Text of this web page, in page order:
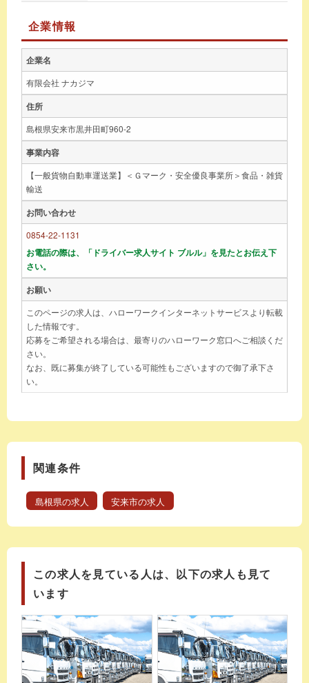
企業情報
企業名
有限会社 ナカジマ
住所
島根県安来市黒井田町960-2
事業内容
【一般貨物自動車運送業】＜Ｇマーク・安全優良事業所＞食品・雑貨
輸送
お問い合わせ
0854-22-1131
お電話の際は、「ドライバー求人サイト ブルル」を見たとお伝え下
さい。
お願い
このページの求人は、ハローワークインターネットサービスより転載
した情報です。
応募をご希望される場合は、最寄りのハローワーク窓口へご相談くだ
さい。
なお、既に募集が終了している可能性もございますので御了承下さ
い。
関連条件
島根県の求人 安来市の求人
この求人を見ている人は、以下の求人も見て
います